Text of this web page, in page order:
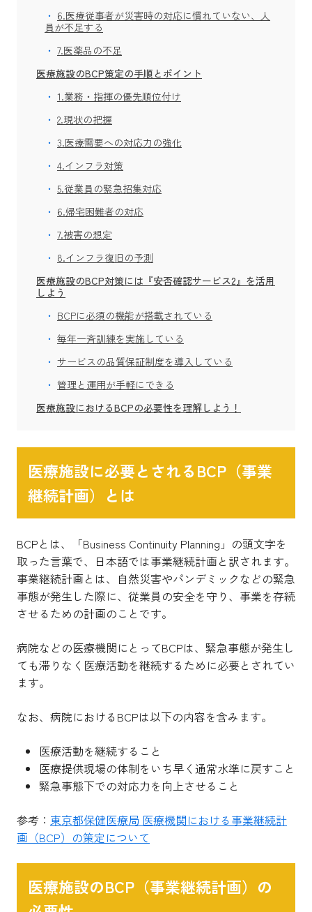
6.医療従事者が災害時の対応に慣れていない、人
員が不足する
7.医薬品の不足
医療施設のBCP策定の手順とポイント
1.業務・指揮の優先順位付け
2.現状の把握
3.医療需要への対応力の強化
4.インフラ対策
5.従業員の緊急招集対応
6.帰宅困難者の対応
7.被害の想定
8.インフラ復旧の予測
医療施設のBCP対策には『安否確認サービス2』を活用
しよう
BCPに必須の機能が搭載されている
毎年一斉訓練を実施している
サービスの品質保証制度を導入している
管理と運用が手軽にできる
医療施設におけるBCPの必要性を理解しよう！
医療施設に必要とされるBCP（事業
継続計画）とは
BCPとは、「Business Continuity Planning」の頭文字を
取った言葉で、日本語では事業継続計画と訳されます。
事業継続計画とは、自然災害やパンデミックなどの緊急
事態が発生した際に、従業員の安全を守り、事業を存続
させるための計画のことです。
病院などの医療機関にとってBCPは、緊急事態が発生し
ても滞りなく医療活動を継続するために必要とされてい
ます。
なお、病院におけるBCPは以下の内容を含みます。
医療活動を継続すること
医療提供現場の体制をいち早く通常水準に戻すこと
緊急事態下での対応力を向上させること
参考： 東京都保健医療局 医療機関における事業継続計
画（BCP）の策定について
医療施設のBCP（事業継続計画）の